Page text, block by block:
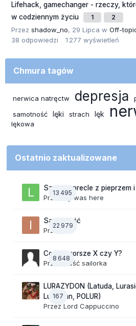
Lifehack, gamechanger - rzeczy,
w codziennym życiu
1 2
Przez shadow_no, 29 Lipca w Off-
38 odpowiedzi 1 277 wyświetleń
Chmura tagów
nerwica natręctw depresja
samotność
lęki strach lęk
lękowa
Ostatnio zaktualizowane
13 495
Szalone precle z pieprzem
Przez lily was here
22 979
Samotność
Przezixi
8 648
Co jest gorsze X czy Y?
Przez Gość sailorka
167
LURAZYDON (Latuda,
Lurobran, POLUR)
Przez Lord Cappuccino